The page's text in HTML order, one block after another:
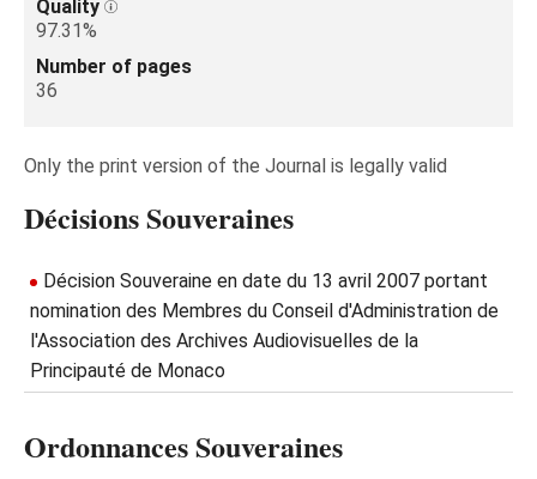
Quality
97.31%
Number of pages
36
Only the print version of the Journal is legally valid
Décisions Souveraines
Décision Souveraine en date du 13 avril 2007 portant
nomination des Membres du Conseil d'Administration de
l'Association des Archives Audiovisuelles de la
Principauté de Monaco
Ordonnances Souveraines